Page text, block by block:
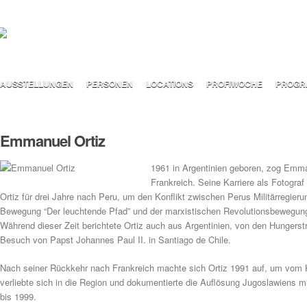
AUSSTELLUNGEN PERSONEN LOCATIONS PROFIWOCHE
Emmanuel Ortiz
1961 in Argentinien geboren, zog
Frankreich. Seine Karriere als
Ortiz für drei Jahre nach Peru, um den Konflikt zwischen Perus
Bewegung “Der leuchtende Pfad” und der marxistischen
Während dieser Zeit berichtete Ortiz auch aus Argentinien, von den
Besuch von Papst Johannes Paul II. in Santiago de Chile.
Nach seiner Rückkehr nach Frankreich machte sich Ortiz 1991 auf, um
verliebte sich in die Region und dokumentierte die Auflösung Jugoslawiens
bis 1999.